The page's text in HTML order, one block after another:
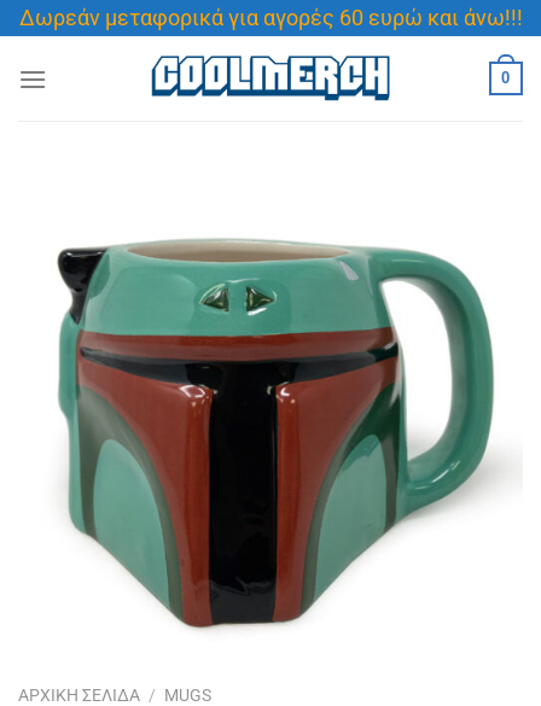
Μετάβαση
στο
περιεχόμενο
Δωρεάν μεταφορικά για αγορές 60 ευρώ και άνω!!!
0
ΑΡΧΙΚΉ ΣΕΛΊΔΑ / MUGS